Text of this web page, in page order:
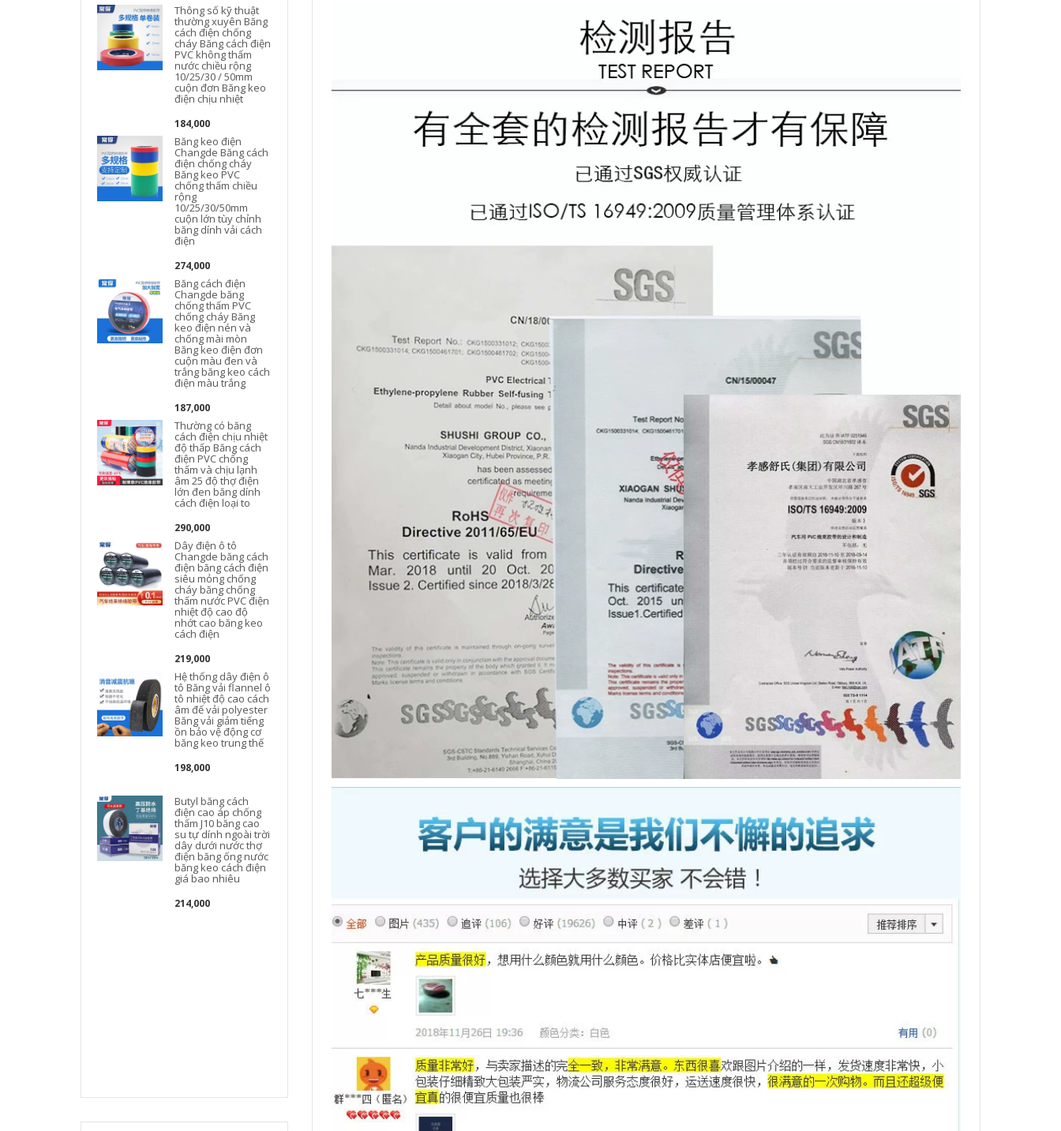
Thông số kỹ thuật
thường xuyên Băng
cách điện chống
cháy Băng cách điện
PVC không thấm
nước chiều rộng
10/25/30 / 50mm
cuộn đơn Băng keo
điện chịu nhiệt
184,000
Băng keo điện
Changde Băng cách
điện chống cháy
Băng keo PVC
chống thấm chiều
rộng
10/25/30/50mm
cuộn lớn tùy chỉnh
băng dính vải cách
điện
274,000
Băng cách điện
Changde băng
chống thấm PVC
chống cháy Băng
keo điện nén và
chống mài mòn
Băng keo điện đơn
cuộn màu đen và
trắng băng keo cách
điện màu trắng
187,000
Thường có băng
cách điện chịu nhiệt
độ thấp Băng cách
điện PVC chống
thấm và chịu lạnh
âm 25 độ thợ điện
lớn đen băng dính
cách điện loại to
290,000
Dây điện ô tô
Changde băng cách
điện băng cách điện
siêu mỏng chống
cháy băng chống
thấm nước PVC điện
nhiệt độ cao độ
nhớt cao băng keo
cách điện
219,000
Hệ thống dây điện ô
tô Băng vải flannel ô
tô nhiệt độ cao cách
âm đế vải polyester
Băng vải giảm tiếng
ồn bảo vệ động cơ
băng keo trung thế
198,000
Butyl băng cách
điện cao áp chống
thấm J10 băng cao
su tự dính ngoài trời
dây dưới nước thợ
điện băng ống nước
băng keo cách điện
giá bao nhiêu
214,000
cao su cách nhiệt
Butyl Hydroulyzate
Băng 10KV băng áp
suất cao nhiệt độ
cao dưới nước sử
PVC Băng keo điện
chống nước Chiều
Đỏ Đen Mặc Chống
Băng keo điện
3m1500/1600 bảo vệ
môi trường không
chì Cách điện PVC
nhiệt độ cao màu
đen và trắng đỏ
vàng xanh xanh
Băng dính điện chịu
nước
196,000
Băng keo điện
chống cháy không
năng cách điện chịu
nhiệt độ cao không
keo dây đai ô tô
PVC bán buôn FCL
băng keo quấn dây
tự làm trang trí
nhiếp ảnh triển lãm
cưới đen, vàng, Đỏ,
trắng, xanh da trời,
xanh lá, nâu, bạc,
màu tím, băng vải,
băng chống thấm,
bẫy, mạnh, độ nhớt
cao, băng bán buôn
băng dính cách điện
219,000
sơn bóng nướng
truyền nhiệt, màng
bảo vệ mặt nạ, giấy
dính, bảng mạch
PCB vô giá, phun
bảng mạch, phun
gốc axit, băng dính
Băng keo điện chịu
nước
199,000
Băng keo xanh
Kaizhen, băng keo
cách điện, bảng
phun và sơn bóng
nướng, băng keo
PET màu xanh lá
chống cháy băng
đen acetate băng
gói LCD sửa chữa
cách nhiệt băng
nhiệt độ cao bán
điện hạ thế
215,000
Nhập khẩu nguyên
bản Authentic Nhật
Bản 903973 Băng
điện chịu nhiệt độ
cao Băng nhiệt độ
cao NO.903 Nhiệt độ
UL 1000 ° C băng
cách điện
370,000
Nhà máy trực tiếp
PVC cách nhiệt độ
nhớt cao Băng keo
điện mạnh mẽ Vải
dính điện lạnh tạo
tác băng dính vải
cách điện chịu nhiệt
270,000
Nhiệt độ nhiều độ
cao của Nhật Bản
Băng keo chống ma
sát 1000 độ chịu lực
ma sát Hat-F13 băng
dính cách điện
Nhà máy trực tiếp
PVC cách nhiệt Băng
điện mạnh mẽ Vòi
chống dính chống
nhiệt
270,000
PVC Băng dính
chống cháy Băng
Keo dán vải cách
nhiệt 10 mét băng
dính cách điện 3m
320,000